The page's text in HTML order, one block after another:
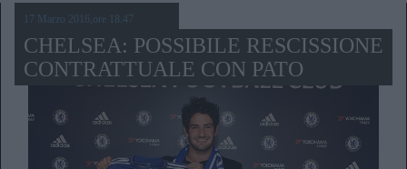
17 Marzo 2016,ore 18.47
CHELSEA: POSSIBILE RESCISSIONE
CONTRATTUALE CON PATO